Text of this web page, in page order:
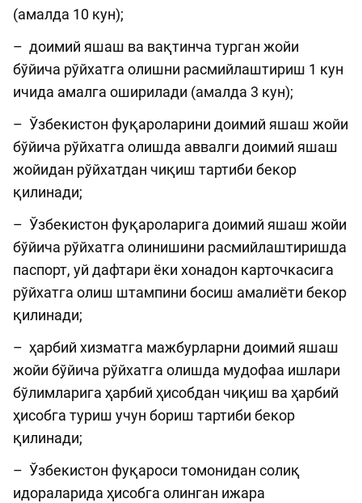
(амалда 10 кун);
– доимий яшаш ва вақтинча турган жойи
бўйича рўйхатга олишни расмийлаштириш 1 кун
ичида амалга оширилади (амалда 3 кун);
– Ўзбекистон фуқароларини доимий яшаш жойи
бўйича рўйхатга олишда аввалги доимий яшаш
жойидан рўйхатдан чиқиш тартиби бекор
қилинади;
– Ўзбекистон фуқароларига доимий яшаш жойи
бўйича рўйхатга олинишини расмийлаштиришда
паспорт, уй дафтари ёки хонадон карточкасига
рўйхатга олиш штампини босиш амалиёти бекор
қилинади;
– ҳарбий хизматга мажбурларни доимий яшаш
жойи бўйича рўйхатга олишда мудофаа ишлари
бўлимларига ҳарбий ҳисобдан чиқиш ва ҳарбий
ҳисобга туриш учун бориш тартиби бекор
қилинади;
– Ўзбекистон фуқароси томонидан солиқ
идораларида ҳисобга олинган ижара